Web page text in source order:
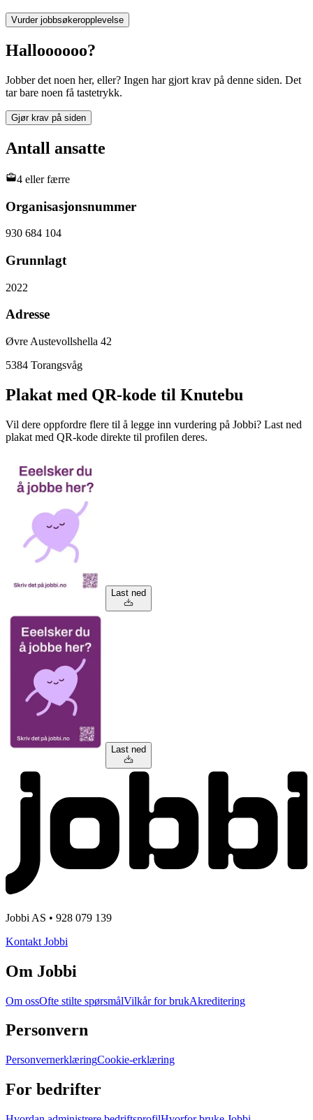
Vurder jobbsøkeropplevelse
Halloooooo?
Jobber det noen her, eller? Ingen har gjort krav på denne siden. Det
tar bare noen få tastetrykk.
Gjør krav på siden
Antall ansatte
4 eller færre
Organisasjonsnummer
930 684 104
Grunnlagt
2022
Adresse
Øvre Austevollshella 42
5384 Torangsvåg
Plakat med QR-kode til Knutebu
Vil dere oppfordre flere til å legge inn vurdering på Jobbi? Last ned
plakat med QR-kode direkte til profilen deres.
Last ned
Last ned
Jobbi AS • 928 079 139
Kontakt Jobbi
Om Jobbi
Om ossOfte stilte spørsmålVilkår for brukAkreditering
Personvern
PersonvernerklæringCookie-erklæring
For bedrifter